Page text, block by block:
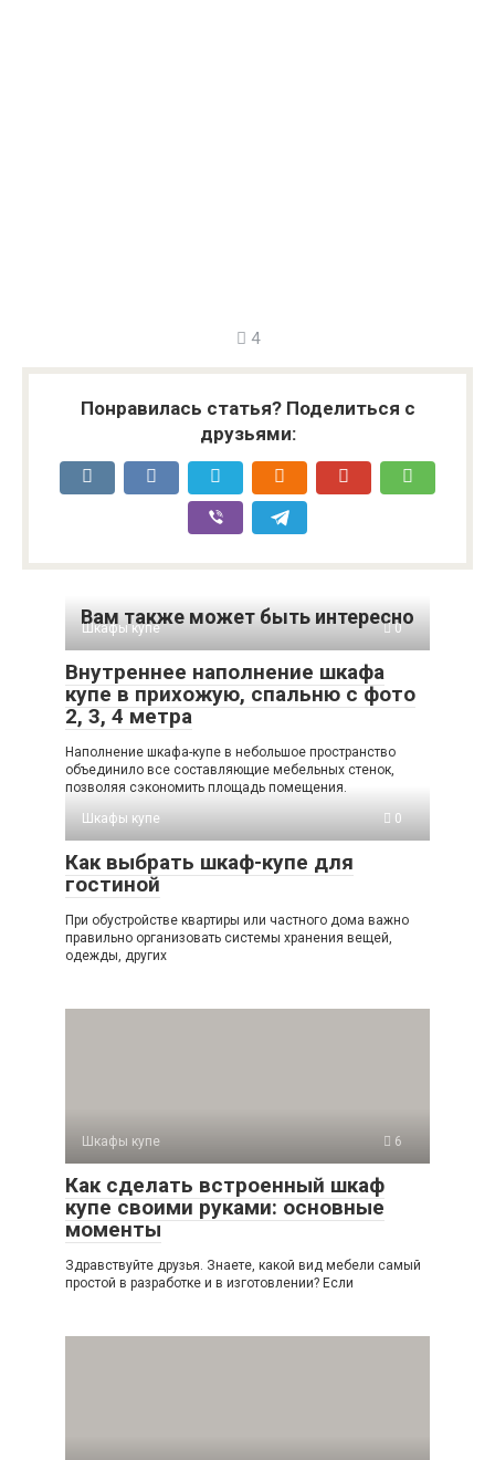
4
Понравилась статья? Поделиться с
друзьями:
Вам также может быть интересно
Шкафы купе 0
Внутреннее наполнение шкафа
купе в прихожую, спальню c фото
2, 3, 4 метра
Наполнение шкафа-купе в небольшое пространство
объединило все составляющие мебельных стенок,
позволяя сэкономить площадь помещения.
Шкафы купе
0
Как выбрать шкаф-купе для
гостиной
При обустройстве квартиры или частного дома важно
правильно организовать системы хранения вещей,
одежды, других
Шкафы купе 6
Как сделать встроенный шкаф
купе своими руками: основные
моменты
Здравствуйте друзья. Знаете, какой вид мебели самый
простой в разработке и в изготовлении? Если